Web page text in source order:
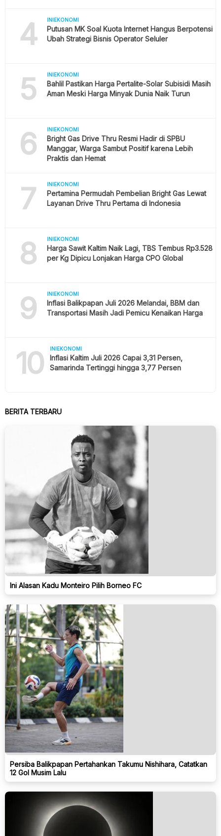
4 INIEKONOMI
Putusan MK Soal Kuota Internet Hangus Berpotensi
Ubah Strategi Bisnis Operator Seluler
5 INIEKONOMI
Bahlil Pastikan Harga Pertalite-Solar Subisidi Masih
Aman Meski Harga Minyak Dunia Naik Turun
6 INIEKONOMI
Bright Gas Drive Thru Resmi Hadir di SPBU
Manggar, Warga Sambut Positif karena Lebih
Praktis dan Hemat
7 INIEKONOMI
Pertamina Permudah Pembelian Bright Gas Lewat
Layanan Drive Thru Pertama di Indonesia
8 INIEKONOMI
Harga Sawit Kaltim Naik Lagi, TBS Tembus Rp3.528
per Kg Dipicu Lonjakan Harga CPO Global
9 INIEKONOMI
Inflasi Balikpapan Juli 2026 Melandai, BBM dan
Transportasi Masih Jadi Pemicu Kenaikan Harga
10 INIEKONOMI
Inflasi Kaltim Juli 2026 Capai 3,31 Persen,
Samarinda Tertinggi hingga 3,77 Persen
BERITA TERBARU
Ini Alasan Kadu Monteiro Pilih Borneo FC
Persiba Balikpapan Pertahankan Takumu Nishihara, Catatkan
12 Gol Musim Lalu